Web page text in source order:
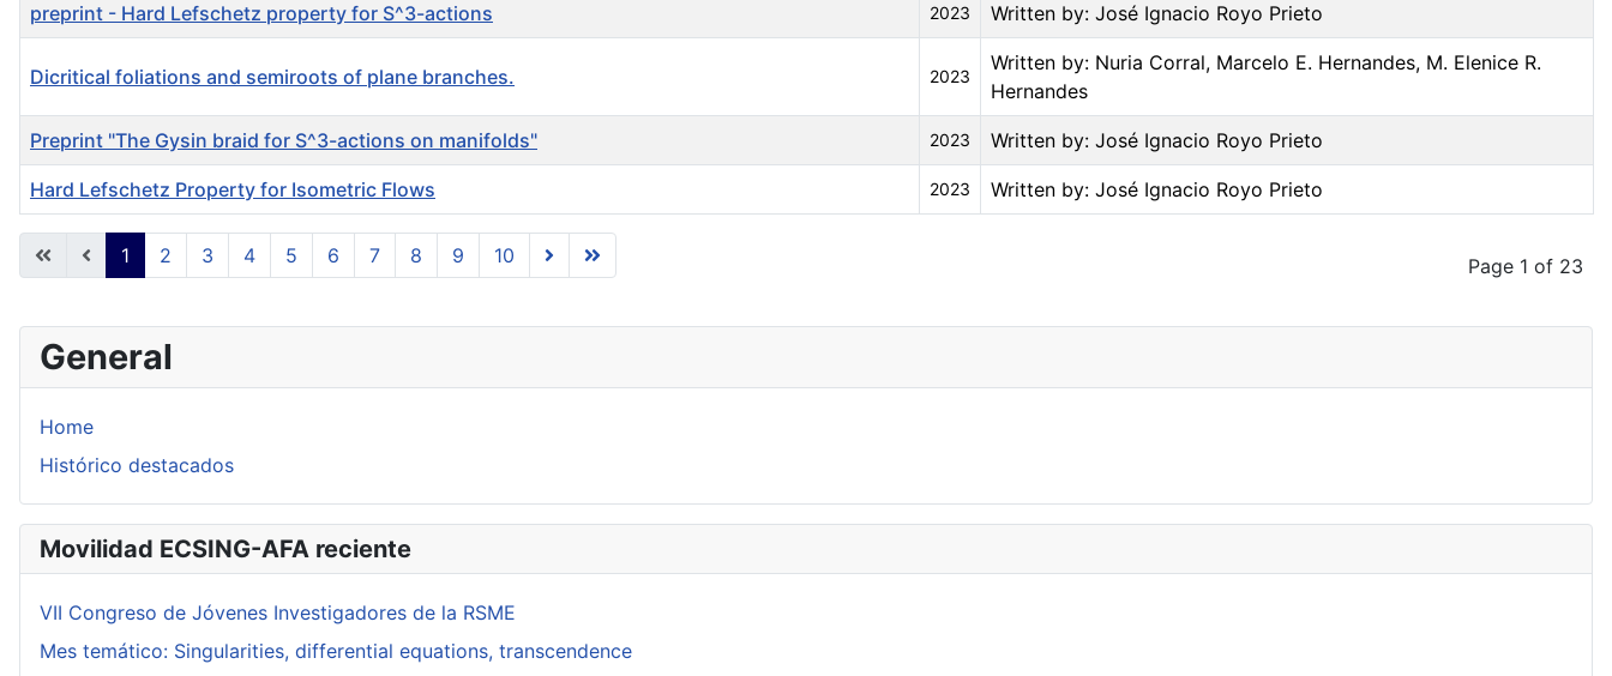
General
Home
Histórico destacados
Movilidad ECSING-AFA reciente
VII Congreso de Jóvenes Investigadores de la RSME
Mes temático: Singularities, differential equations, transcendence
Articles
preprint - Hard Lefschetz property for S^3-actions 2023 Written by: José Ignacio Royo Prieto
Dicritical foliations and semiroots of plane branches. 2023
Written by: Nuria Corral, Marcelo E. Hernandes, M. Elenice R.
Hernandes
Preprint "The Gysin braid for S^3-actions on manifolds" 2023 Written by: José Ignacio Royo Prieto
Hard Lefschetz Property for Isometric Flows 2023 Written by: José Ignacio Royo Prieto
Page 1 of 23
1 2 3 4 5 6 7 8 9 10